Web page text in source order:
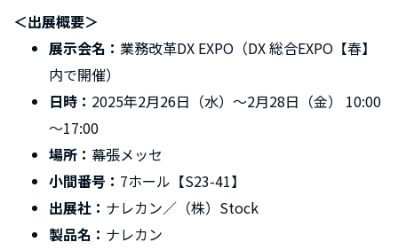
＜出展概要＞
展示会名： 業務改革DX EXPO（DX 総合EXPO【春】
内で開催）
日時： 2025年2月26日（水）〜2月28日（金） 10:00
～17:00
場所： 幕張メッセ
小間番号： 7ホール【S23-41】
出展社： ナレカン／（株）Stock
製品名： ナレカン